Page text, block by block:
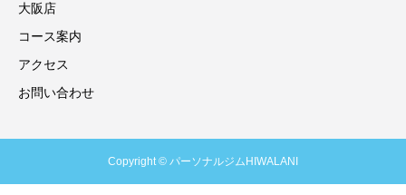
大阪店
コース案内
アクセス
お問い合わせ
Copyright © パーソナルジムHIWALANI